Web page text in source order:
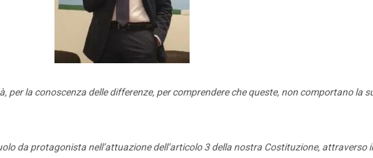
per la conoscenza delle differenze, per comprendere che queste, non comportano la
da protagonista nell’attuazione dell’articolo 3 della nostra Costituzione, attraverso il